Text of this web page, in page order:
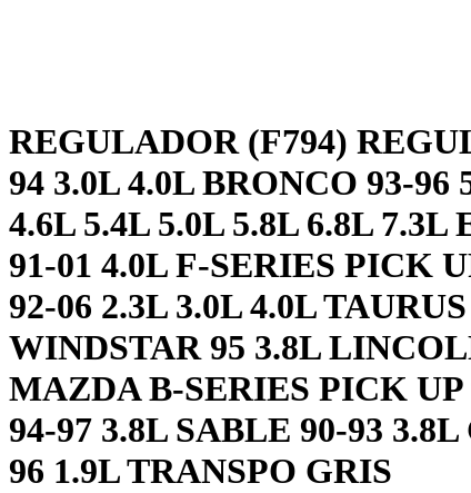
REGULADOR (F794)
94 3.0L 4.0L BRONCO 93-
4.6L 5.4L 5.0L 5.8L 6.8L
91-01 4.0L F-SERIES PICK
92-06 2.3L 3.0L 4.0L
WINDSTAR 95 3.8L
MAZDA B-SERIES PICK UP
94-97 3.8L SABLE 90-93
96 1.9L TRANSPO GRIS